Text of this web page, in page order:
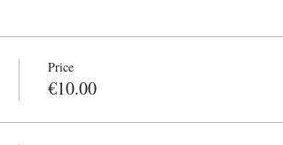
Price
€10.00